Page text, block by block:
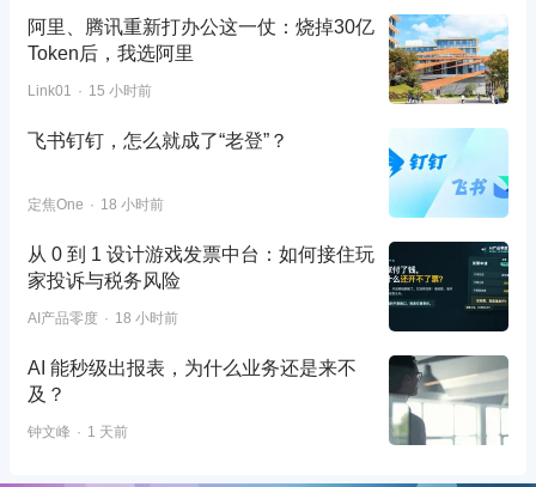
阿里、腾讯重新打办公这一仗：烧掉30亿
Token后，我选阿里
Link01 15 小时前
飞书钉钉，怎么就成了“老登”？
定焦One 18 小时前
从 0 到 1 设计游戏发票中台：如何接住玩
家投诉与税务风险
AI产品零度 18 小时前
AI 能秒级出报表，为什么业务还是来不
及？
钟文峰 1 天前